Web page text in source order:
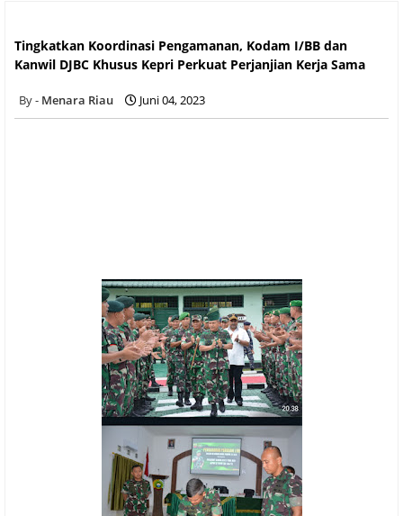
Tingkatkan Koordinasi Pengamanan, Kodam I/BB dan
Kanwil DJBC Khusus Kepri Perkuat Perjanjian Kerja Sama
Menara Riau Juni 04, 2023